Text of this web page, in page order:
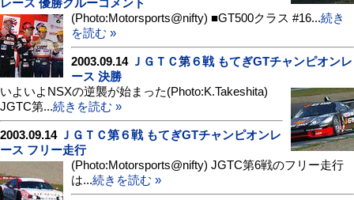
(Photo:Motorsports@nifty) ■GT500クラス #16...続き
を読む »
2003.09.14 ＪＧＴＣ第６戦 もてぎGTチャンピオンレ
ース 決勝
いよいよNSXの逆襲が始まった(Photo:K.Takeshita)
JGTC第...続きを読む »
2003.09.14 ＪＧＴＣ第６戦 もてぎGTチャンピオンレ
ース フリー走行
(Photo:Motorsports@nifty) JGTC第6戦のフリー走行
は...続きを読む »